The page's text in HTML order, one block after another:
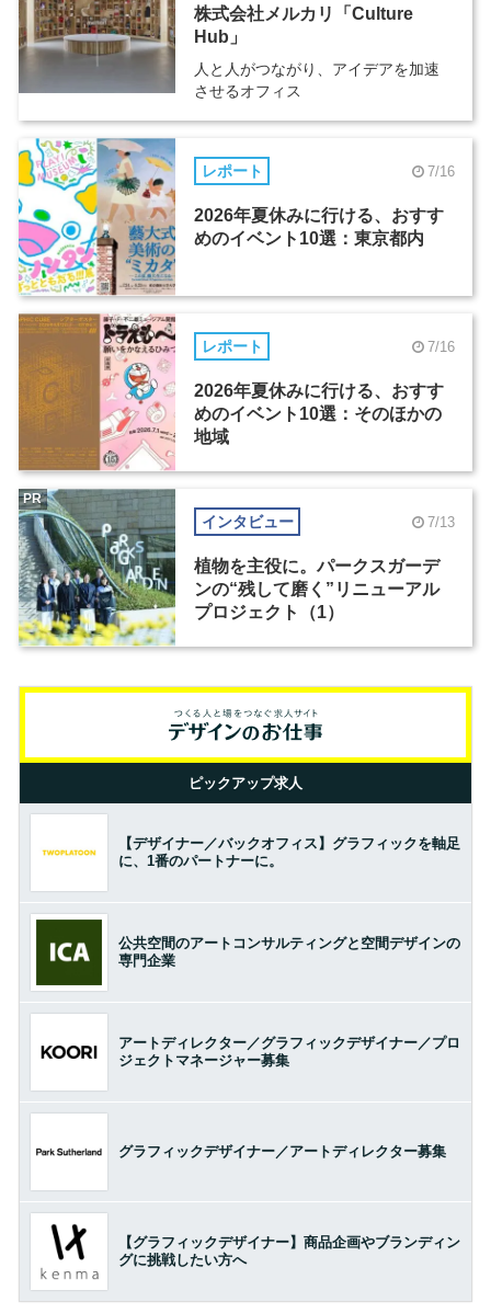
株式会社メルカリ「Culture
Hub」
人と人がつながり、アイデアを加速
させるオフィス
レポート 7/16
2026年夏休みに行ける、おすす
めのイベント10選：東京都内
レポート 7/16
2026年夏休みに行ける、おすす
めのイベント10選：そのほかの
地域
インタビュー 7/13
植物を主役に。パークスガーデ
ンの“残して磨く”リニューアル
プロジェクト（1）
PR
ピックアップ求人
【デザイナー／バックオフィス】グラフィックを軸足
に、1番のパートナーに。
公共空間のアートコンサルティングと空間デザインの
専門企業
アートディレクター／グラフィックデザイナー／プロ
ジェクトマネージャー募集
グラフィックデザイナー／アートディレクター募集
【グラフィックデザイナー】商品企画やブランディン
グに挑戦したい方へ